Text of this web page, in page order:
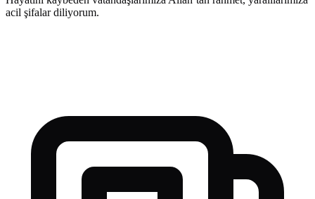
acil şifalar diliyorum.